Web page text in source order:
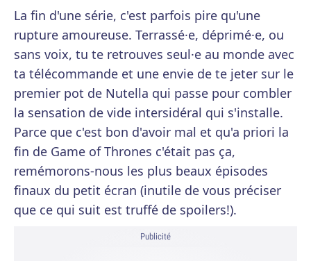
La fin d'une série, c'est parfois pire qu'une
rupture amoureuse. Terrassé·e, déprimé·e, ou
sans voix, tu te retrouves seul·e au monde avec
ta télécommande et une envie de te jeter sur le
premier pot de Nutella qui passe pour combler
la sensation de vide intersidéral qui s'installe.
Parce que c'est bon d'avoir mal et qu'a priori la
fin de Game of Thrones c'était pas ça,
remémorons-nous les plus beaux épisodes
finaux du petit écran (inutile de vous préciser
que ce qui suit est truffé de spoilers!).
Publicité